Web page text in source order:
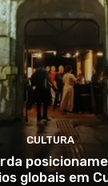
CULTURA
globais em